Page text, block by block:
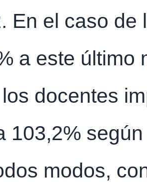
En el caso de
a este último
docentes
103,2%
modos,